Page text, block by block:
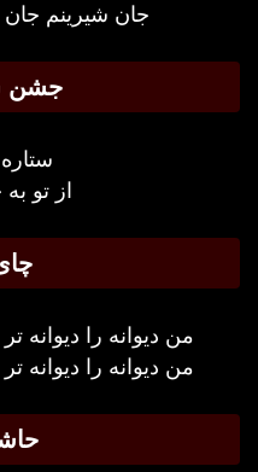
جان شیرینم جان
جشن
ستاره
از تو به
من دیوانه را دیوانه
من دیوانه را دیوانه